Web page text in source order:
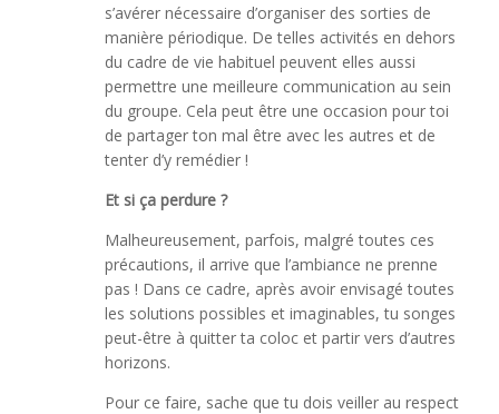
s’avérer nécessaire d’organiser des sorties de
manière périodique. De telles activités en dehors
du cadre de vie habituel peuvent elles aussi
permettre une meilleure communication au sein
du groupe. Cela peut être une occasion pour toi
de partager ton mal être avec les autres et de
tenter d’y remédier !
Et si ça perdure ?
Malheureusement, parfois, malgré toutes ces
précautions, il arrive que l’ambiance ne prenne
pas ! Dans ce cadre, après avoir envisagé toutes
les solutions possibles et imaginables, tu songes
peut-être à quitter ta coloc et partir vers d’autres
horizons.
Pour ce faire, sache que tu dois veiller au respect